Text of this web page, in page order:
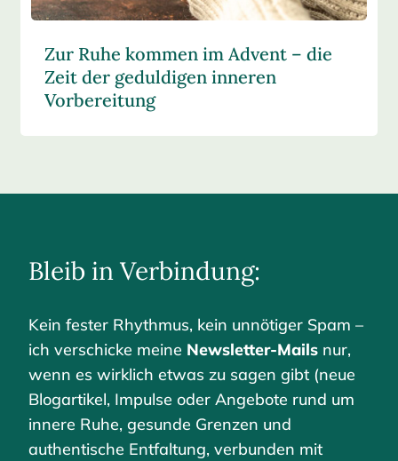
Zur Ruhe kommen im Advent – die
Zeit der geduldigen inneren
Vorbereitung
Bleib in Verbindung:
Kein fester Rhythmus, kein unnötiger Spam –
ich verschicke meine Newsletter-Mails nur,
wenn es wirklich etwas zu sagen gibt (neue
Blogartikel, Impulse oder Angebote rund um
innere Ruhe, gesunde Grenzen und
authentische Entfaltung, verbunden mit